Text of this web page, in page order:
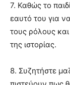
7. Καθώς το
εαυτό του για
τους ρόλους
της ιστορίας.
8. Συζητήστε